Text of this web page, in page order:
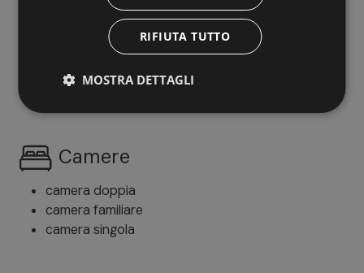
Camere
camera doppia
camera familiare
camera singola
RIFIUTA TUTTO
MOSTRA DETTAGLI